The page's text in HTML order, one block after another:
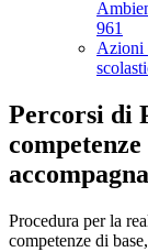
961
Azioni
Percorsi di
Procedura per la
competenze di